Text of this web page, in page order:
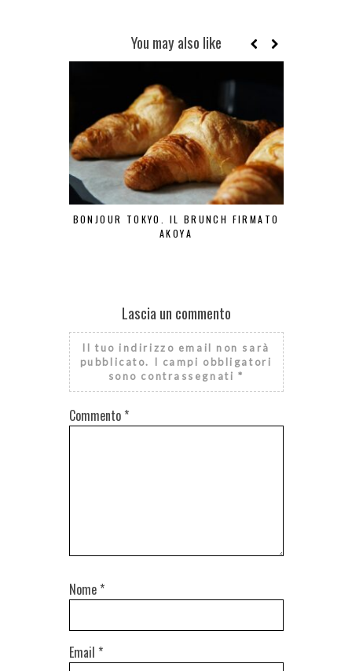
You may also like
BONJOUR TOKYO. IL BRUNCH FIRMATO
AKOYA
Lascia un commento
Il tuo indirizzo email non sarà
pubblicato.
I campi obbligatori
sono contrassegnati *
Commento *
Nome *
Email *